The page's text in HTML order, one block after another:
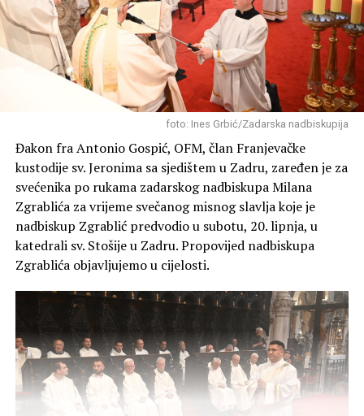
foto: Ines Grbić/Zadarska nadbiskupija
Đakon fra Antonio Gospić, OFM, član Franjevačke
kustodije sv. Jeronima sa sjedištem u Zadru, zaređen je za
svećenika po rukama zadarskog nadbiskupa Milana
Zgrablića za vrijeme svečanog misnog slavlja koje je
nadbiskup Zgrablić predvodio u subotu, 20. lipnja, u
katedrali sv. Stošije u Zadru. Propovijed nadbiskupa
Zgrablića objavljujemo u cijelosti.